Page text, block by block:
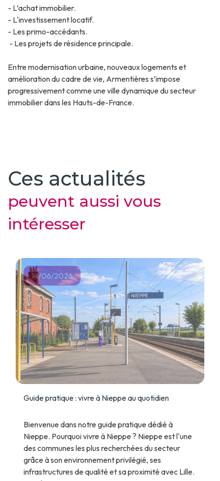
- L’achat immobilier.
- L'investissement locatif.
- Les primo-accédants.
- Les projets de résidence principale.
Entre modernisation urbaine, nouveaux logements et
amélioration du cadre de vie, Armentières s’impose
progressivement comme une ville dynamique du secteur
immobilier dans les Hauts-de-France.
Ces actualités
peuvent aussi vous
intéresser
14/06/2026
Guide pratique : vivre à Nieppe au quotidien
Bienvenue dans notre guide pratique dédié à
Nieppe. Pourquoi vivre à Nieppe ? Nieppe est l'une
des communes les plus recherchées du secteur
grâce à son environnement privilégié, ses
infrastructures de qualité et sa proximité avec Lille.